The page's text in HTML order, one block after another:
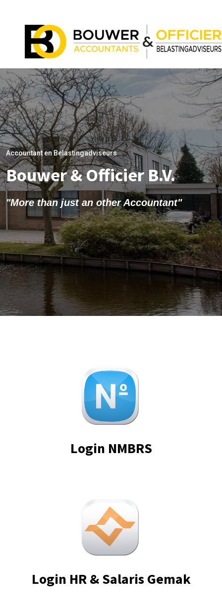
Accountant en Belastingadviseurs
Bouwer & Officier B.V.
"More than just an other Accountant"
Login NMBRS
Login HR & Salaris Gemak